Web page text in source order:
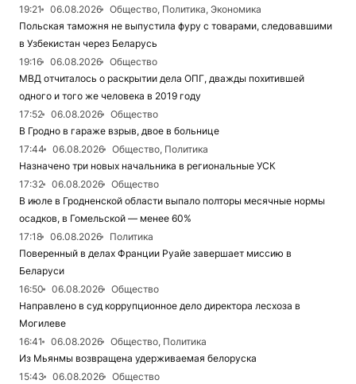
19:21
06.08.2026
Общество, Политика, Экономика
Польская таможня не выпустила фуру с товарами, следовавшими
в Узбекистан через Беларусь
19:16
06.08.2026
Общество
МВД отчиталось о раскрытии дела ОПГ, дважды похитившей
одного и того же человека в 2019 году
17:52
06.08.2026
Общество
В Гродно в гараже взрыв, двое в больнице
17:44
06.08.2026
Общество, Политика
Назначено три новых начальника в региональные УСК
17:32
06.08.2026
Общество
В июле в Гродненской области выпало полторы месячные нормы
осадков, в Гомельской — менее 60%
17:18
06.08.2026
Политика
Поверенный в делах Франции Руайе завершает миссию в
Беларуси
16:50
06.08.2026
Общество
Направлено в суд коррупционное дело директора лесхоза в
Могилеве
16:41
06.08.2026
Общество, Политика
Из Мьянмы возвращена удерживаемая белоруска
15:43
06.08.2026
Общество